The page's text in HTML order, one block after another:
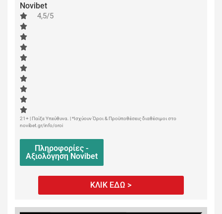
Novibet
4,5/5
21+ | Παίξε Υπεύθυνα. | *Ισχύουν Όροι & Προϋποθέσεις διαθέσιμοι στο
novibet.gr/info/oroi
Πληροφορίες -
Αξιολόγηση Novibet
ΚΛΙΚ ΕΔΩ >